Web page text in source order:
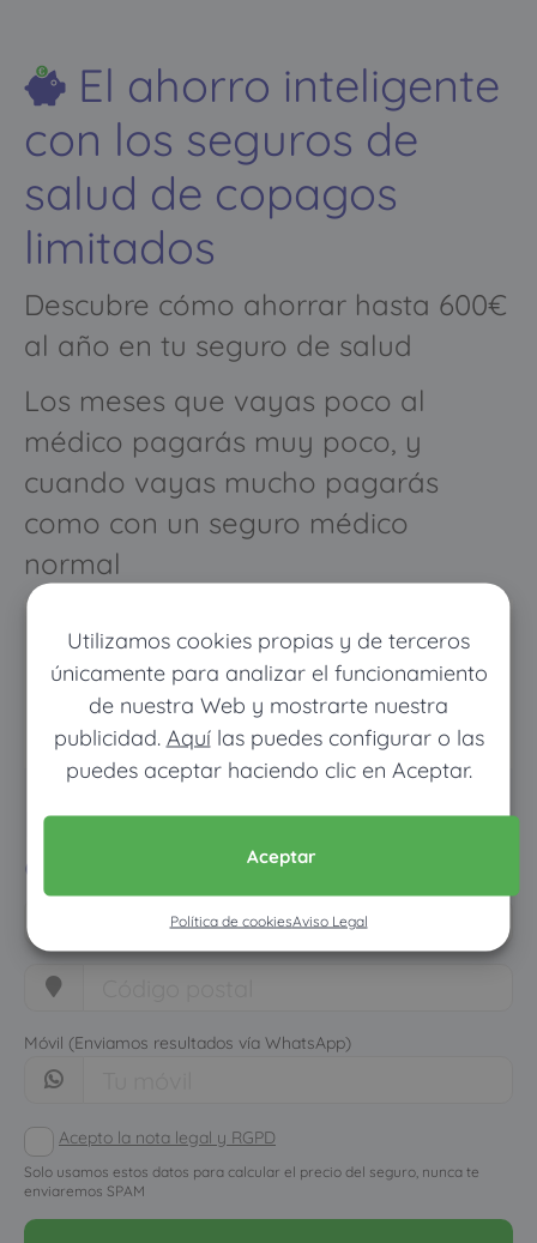
Utilizamos cookies propias y de terceros
únicamente para analizar el funcionamiento
de nuestra Web y mostrarte nuestra
publicidad. Aquílas puedes configurar o las
puedes aceptar haciendo clic en Aceptar.
Aceptar
Política de cookiesAviso Legal
El ahorro inteligente
con los seguros de
salud de copagos
limitados
Descubre cómo ahorrar hasta 600€
al año en tu seguro de salud
Los meses que vayas poco al
médico pagarás muy poco, y
cuando vayas mucho pagarás
como con un seguro médico
normal
Pon tus datos y descubre
cuánto dinero ahorrarías
Móvil (Enviamos resultados vía WhatsApp)
Acepto la nota legal y RGPD
Solo usamos estos datos para calcular el precio del seguro, nunca te
enviaremos SPAM